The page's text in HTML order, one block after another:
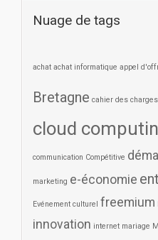
Nuage de tags
achat achat informatique appel
Bretagne cahier des charges
cloud
communication Compétitive
marketing e-économie
Evénement culturel freemium
innovation internet mariage